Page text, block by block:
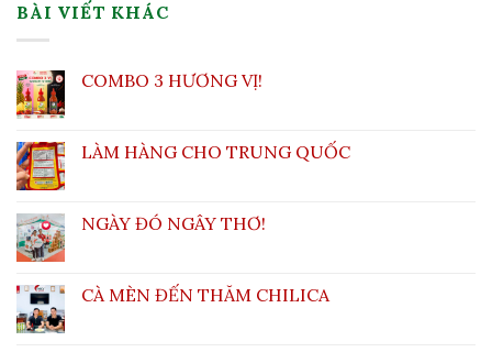
BÀI VIẾT KHÁC
COMBO 3 HƯƠNG VỊ!
LÀM HÀNG CHO TRUNG QUỐC
NGÀY ĐÓ NGÂY THƠ!
CÀ MÈN ĐẾN THĂM CHILICA